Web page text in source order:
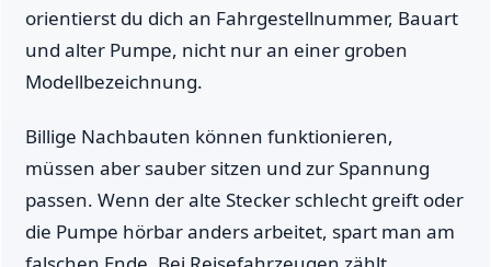
orientierst du dich an Fahrgestellnummer, Bauart
und alter Pumpe, nicht nur an einer groben
Modellbezeichnung.
Billige Nachbauten können funktionieren,
müssen aber sauber sitzen und zur Spannung
passen. Wenn der alte Stecker schlecht greift oder
die Pumpe hörbar anders arbeitet, spart man am